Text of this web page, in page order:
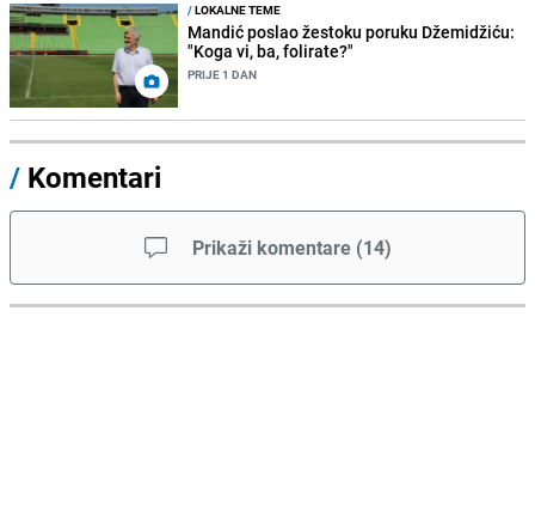
/LOKALNE TEME
Mandić poslao žestoku poruku Džemidžiću:
"Koga vi, ba, folirate?"
PRIJE 1 DAN
/ Komentari
Prikaži komentare (14)